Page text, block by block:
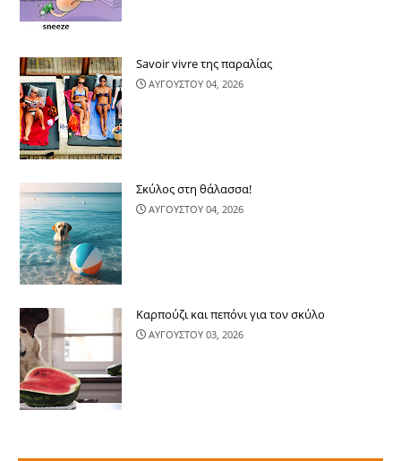
Savoir vivre της παραλίας
ΑΥΓΟΥΣΤΟΥ 04, 2026
Σκύλος στη θάλασσα!
ΑΥΓΟΥΣΤΟΥ 04, 2026
Καρπούζι και πεπόνι για τον σκύλο
ΑΥΓΟΥΣΤΟΥ 03, 2026